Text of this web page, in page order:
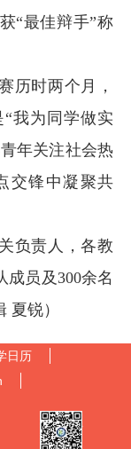
“最佳辩手”称
历时两个月，
我为同学做实
年关注社会热
交锋中凝聚共
负责人，各教
员及300余名
夏锐）
日历
官方微信